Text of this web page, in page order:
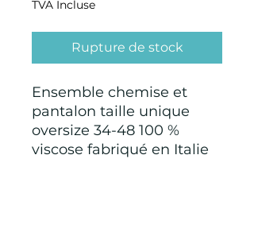
TVA Incluse
Rupture de stock
Ensemble chemise et
pantalon taille unique
oversize 34-48 100 %
viscose fabriqué en Italie